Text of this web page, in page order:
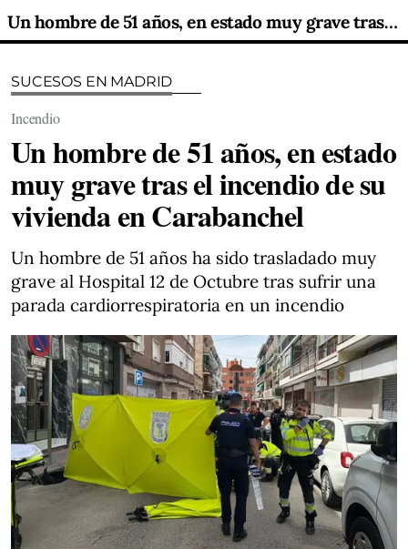
Un hombre de 51 años, en estado muy grave tras el incendio de su vivienda en Carabanchel
SUCESOS EN MADRID
Incendio
Un hombre de 51 años, en estado
muy grave tras el incendio de su
vivienda en Carabanchel
Un hombre de 51 años ha sido trasladado muy
grave al Hospital 12 de Octubre tras sufrir una
parada cardiorrespiratoria en un incendio